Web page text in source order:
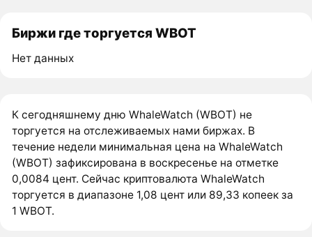
Биржи где торгуется WBOT
Нет данных
К сегодняшнему дню WhaleWatch (WBOT) не
торгуется на отслеживаемых нами биржах. В
течение недели минимальная цена на WhaleWatch
(WBOT) зафиксирована в воскресенье на отметке
0,0084 цент. Сейчас криптовалюта WhaleWatch
торгуется в диапазоне 1,08 цент или 89,33 копеек за
1 WBOT.